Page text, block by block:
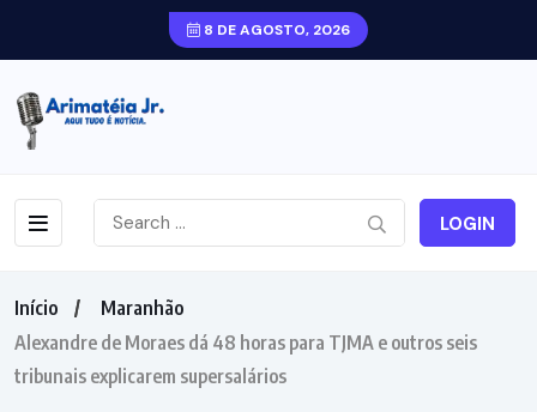
8 DE AGOSTO, 2026
LOGIN
Início
Maranhão
Alexandre de Moraes dá 48 horas para TJMA e outros seis
tribunais explicarem supersalários